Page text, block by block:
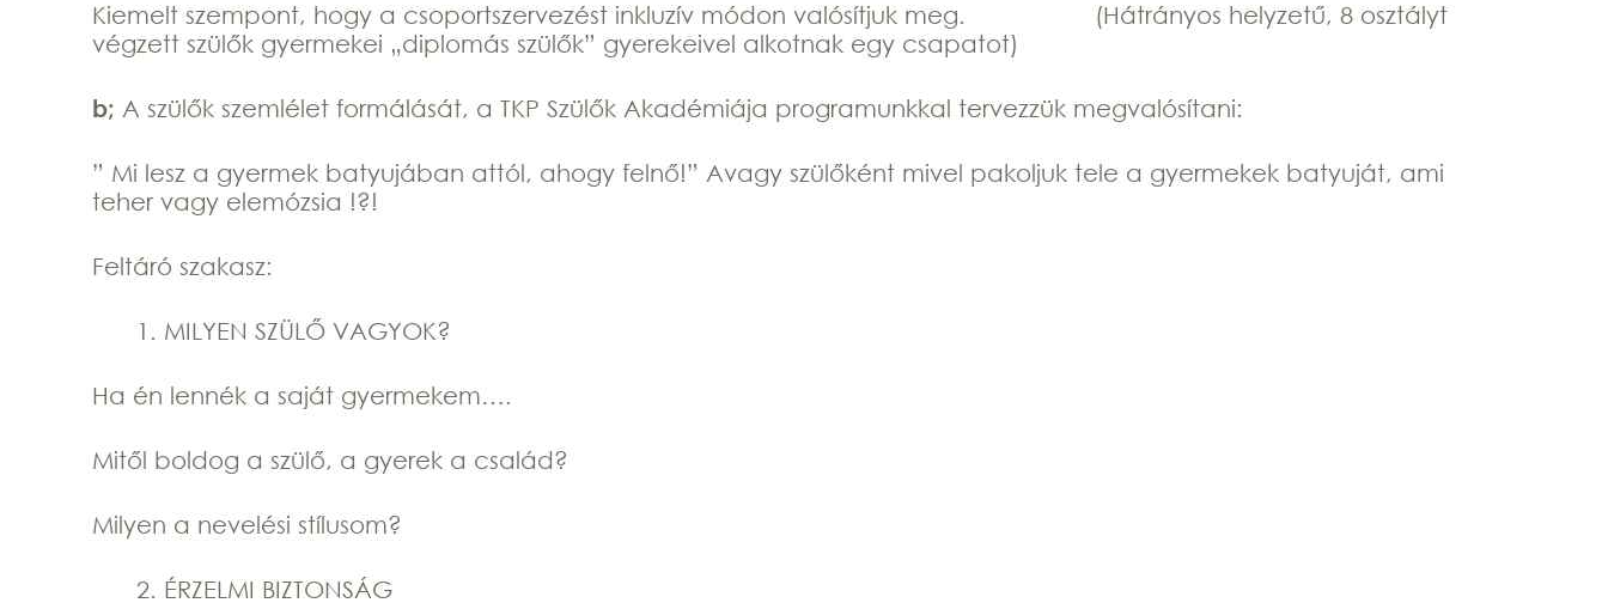
Kiemelt szempont, hogy a csoportszervezést inkluzív módon valósítjuk meg.
(Hátrányos helyzetű, 8 osztályt
végzett szülők gyermekei „diplomás szülők” gyerekeivel alkotnak egy csapatot)
b; A szülők szemlélet formálását, a TKP Szülők Akadémiája programunkkal tervezzük megvalósítani:
” Mi lesz a gyermek batyujában attól, ahogy felnő!” Avagy szülőként mivel pakoljuk tele a gyermekek batyuját, ami
teher vagy elemózsia !?!
Feltáró szakasz:
MILYEN SZÜLŐ VAGYOK?
Ha én lennék a saját gyermekem….
Mitől boldog a szülő, a gyerek a család?
Milyen a nevelési stílusom?
ÉRZELMI BIZTONSÁG